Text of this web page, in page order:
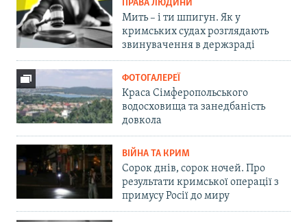
ПРАВА ЛЮДИНИ
Мить – і ти шпигун. Як у
кримських судах розглядають
звинувачення в держзраді
ФОТОГАЛЕРЕЇ
Краса Сімферопольського
водосховища та занедбаність
довкола
ВІЙНА ТА КРИМ
Сорок днів, сорок ночей. Про
результати кримської операції з
примусу Росії до миру